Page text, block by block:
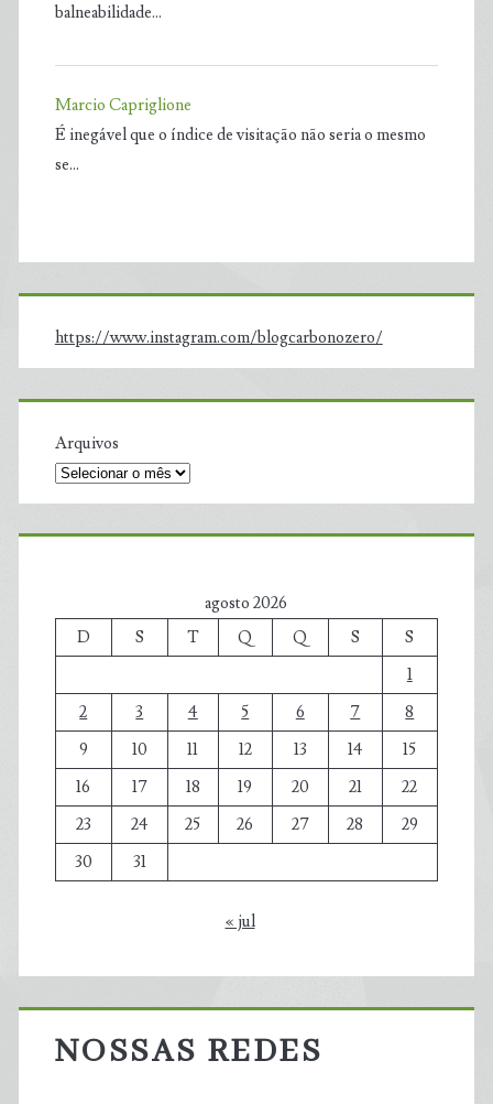
balneabilidade…
Marcio Capriglione
É inegável que o índice de visitação não seria o mesmo
se…
https://www.instagram.com/blogcarbonozero/
Arquivos
agosto 2026
D
S T Q Q S
S
1
2
3 4 5 6 7
8
9
10 11 12 13 14
15
16
17 18 19 20 21
22
23
24 25 26 27 28
29
30
31
« jul
NOSSAS REDES